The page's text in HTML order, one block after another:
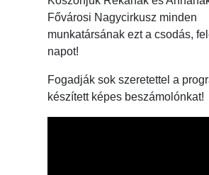
Fővárosi Nagycirkusz minden
munkatársának ezt a csodás,
napot!
Fogadják sok szeretettel a
készített képes beszámolónkat!